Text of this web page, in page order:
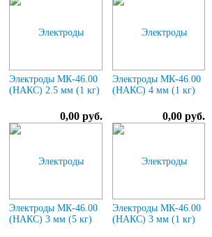
Электроды МК-46.00
(НАКС) 2.5 мм (1 кг)
0,00 руб.
Электроды МК-46.00
(НАКС) 4 мм (1 кг)
0,00 руб.
Электроды МК-46.00
(НАКС) 3 мм (5 кг)
Электроды МК-46.00
(НАКС) 3 мм (1 кг)